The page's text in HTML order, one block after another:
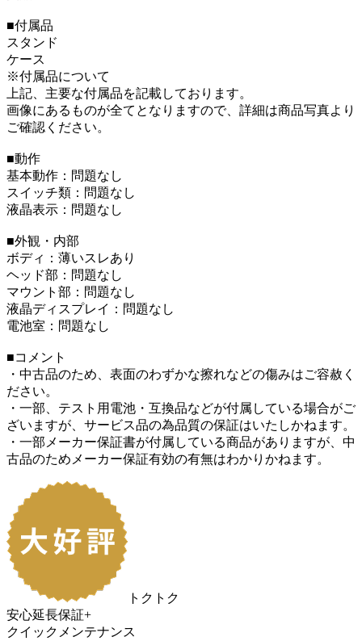
■付属品
スタンド
ケース
※付属品について
上記、主要な付属品を記載しております。
画像にあるものが全てとなりますので、詳細は商品写真より
ご確認ください。
■動作
基本動作：問題なし
スイッチ類：問題なし
液晶表示：問題なし
■外観・内部
ボディ：薄いスレあり
ヘッド部：問題なし
マウント部：問題なし
液晶ディスプレイ：問題なし
電池室：問題なし
■コメント
・中古品のため、表面のわずかな擦れなどの傷みはご容赦く
ださい。
・一部、テスト用電池・互換品などが付属している場合がご
ざいますが、サービス品の為品質の保証はいたしかねます。
・一部メーカー保証書が付属している商品がありますが、中
古品のためメーカー保証有効の有無はわかりかねます。
トクトク
安心延長保証+
クイックメンテナンス